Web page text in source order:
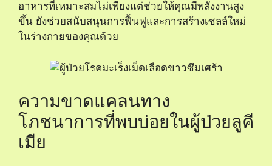
อาหารที่เหมาะสมไม่เพียงแต่ช่วยให้คุณมีพลังงานสูง
ขึ้น ยังช่วยสนับสนุนการฟื้นฟูและการสร้างเซลล์ใหม่
ในร่างกายของคุณด้วย
ความขาดแคลนทาง
โภชนาการที่พบบ่อยในผู้ป่วยลูคี
เมีย